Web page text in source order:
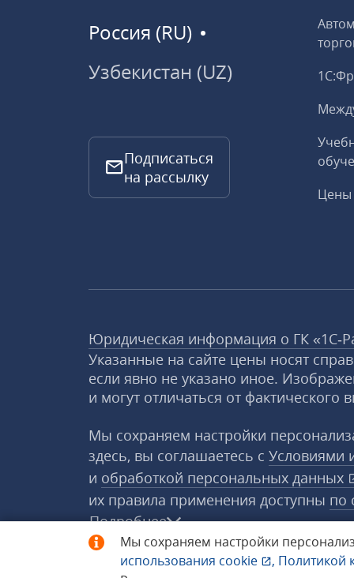
Мы сохраняем настройки
использования cookie , Политикой
Россия (RU)
Узбекистан (UZ)
Подписаться
на рассылку
Цены
Юридическая информация о ГК
Указанные на сайте цены носят
если явно не указано иное.
и могут отличаться от фактического
Мы сохраняем настройки
здесь, вы соглашаетесь с Условиями
и обработкой персональных данных
их правила применения доступны по
Подробнее
© 1998−2026 «1С‑Рарус» ®. Все